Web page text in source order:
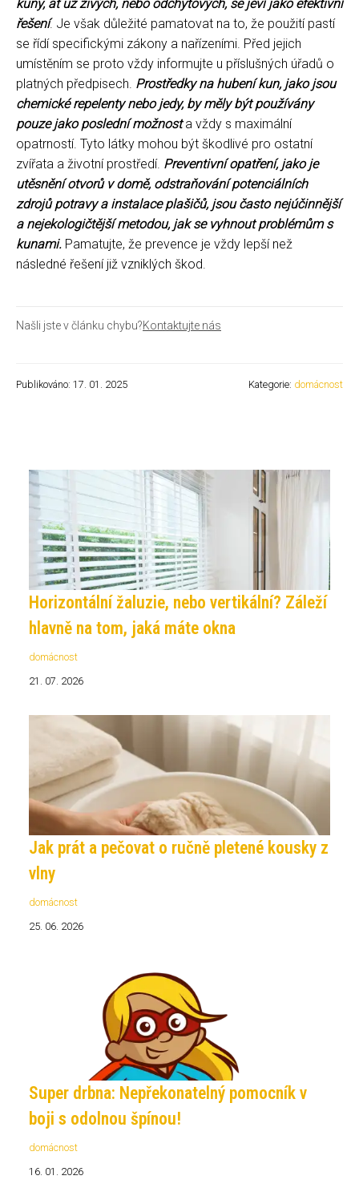
kuny, ať už živých, nebo odchytových, se jeví jako efektivní
řešení. Je však důležité pamatovat na to, že použití pastí
se řídí specifickými zákony a nařízeními. Před jejich
umístěním se proto vždy informujte u příslušných úřadů o
platných předpisech. Prostředky na hubení kun, jako jsou
chemické repelenty nebo jedy, by měly být používány
pouze jako poslední možnosta vždy s maximální
opatrností. Tyto látky mohou být škodlivé pro ostatní
zvířata a životní prostředí. Preventivní opatření, jako je
utěsnění otvorů v domě, odstraňování potenciálních
zdrojů potravy a instalace plašičů, jsou často nejúčinnější
a nejekologičtější metodou, jak se vyhnout problémům s
kunami. Pamatujte, že prevence je vždy lepší než
následné řešení již vzniklých škod.
Našli jste v článku chybu?Kontaktujte nás
Publikováno: 17. 01. 2025 Kategorie: domácnost
Horizontální žaluzie, nebo vertikální? Záleží
hlavně na tom, jaká máte okna
domácnost
21. 07. 2026
Jak prát a pečovat o ručně pletené kousky z
vlny
domácnost
25. 06. 2026
Super drbna: Nepřekonatelný pomocník v
boji s odolnou špínou!
domácnost
16. 01. 2026